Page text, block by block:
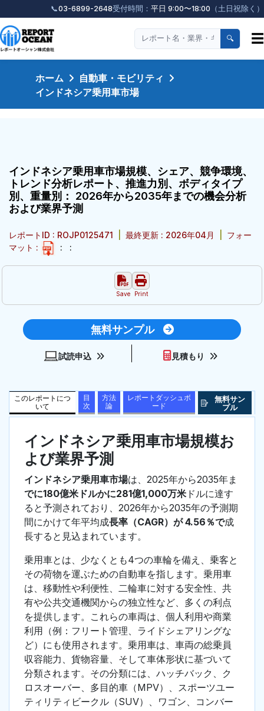
📞03-6899-2648受付時間： 平日 9:00〜18:00 （土日祝除く）
🔍 ☰
ホーム
自動車・モビリティ
インドネシア乗用車市場
インドネシア乗用車市場規模、シェア、競争環境、
トレンド分析レポート、推進力別、ボディタイプ
別、重量別： 2026年から2035年までの機会分析
および業界予測
レポートID : ROJP0125471 最終更新 : 2026年04月
フォー
マット :
: :
Save Print
無料サンプル
試読申込 見積もり
このレポートにつ
いて
目
次
方法
論
レポートダッシュボ
ード
無料サン
プル
インドネシア乗用車市場規模お
よび業界予測
インドネシア乗用車市場は、2025年から2035年ま
でに180億米ドルかに281億1,000万米 ドルに達す
ると予測されており、2026年から2035年の予測期
間にかけて年平均成長率（CAGR）が 4.56％で成
長すると見込まれています。
乗用車とは、少なくとも4つの車輪を備え、乗客と
その荷物を運ぶための自動車を指します。乗用車
は、移動性や利便性、二輪車に対する安全性、共
有や公共交通機関からの独立性など、多くの利点
を提供します。これらの車両は、個人利用や商業
利用（例：フリート管理、ライドシェアリングな
ど）にも使用されます。乗用車は、車両の総乗員
収容能力、貨物容量、そして車体形状に基づいて
分類されます。その分類には、ハッチバック、ク
ロスオーバー、多目的車（MPV）、スポーツユー
ティリティビークル（SUV）、ワゴン、コンバー